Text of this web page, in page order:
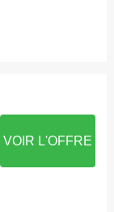
VOIR L'OFFRE